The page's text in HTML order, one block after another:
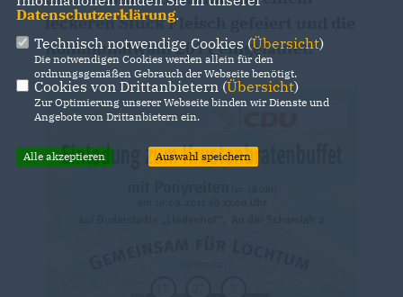
leckeren Stück Fleisch gefeiert und die
Kommunalwahl 2011 eingeläutet.
Datenschutzerklärung.
Technisch notwendige Cookies (Übersicht)
Die notwendigen Cookies werden allein für den
ordnungsgemäßen Gebrauch der Webseite benötigt.
Cookies von Drittanbietern (Übersicht)
Zur Optimierung unserer Webseite binden wir Dienste und
Angebote von Drittanbietern ein.
Alle akzeptieren Auswahl speichern